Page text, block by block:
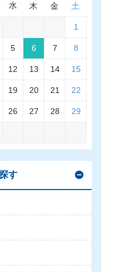
水 木 金 土
1
5 6 7 8
12 13 14 15
19 20 21 22
26 27 28 29
す